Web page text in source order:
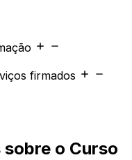
firmados
o Curso